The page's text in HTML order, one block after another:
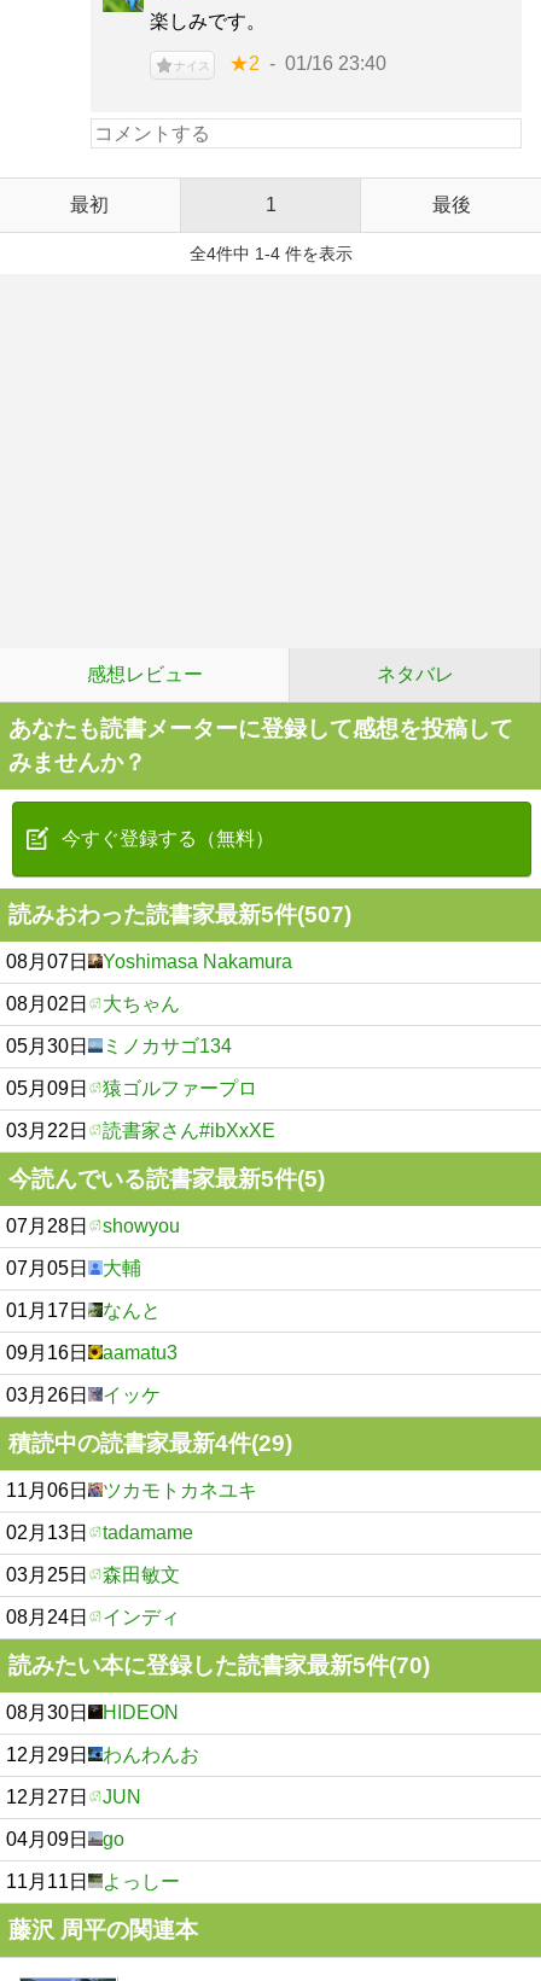
楽しみです。
ナイス ★2 01/16 23:40
最初 1 最後
全4件中 1-4 件を表示
感想レビュー ネタバレ
あなたも読書メーターに登録して感想を投稿して
みませんか？
今すぐ登録する（無料）
読みおわった読書家最新5件(507)
08月07日 Yoshimasa Nakamura
08月02日 大ちゃん
05月30日 ミノカサゴ134
05月09日 猿ゴルファープロ
03月22日 読書家さん#ibXxXE
今読んでいる読書家最新5件(5)
07月28日 showyou
07月05日 大輔
01月17日 なんと
09月16日 aamatu3
03月26日 イッケ
積読中の読書家最新4件(29)
11月06日 ツカモトカネユキ
02月13日 tadamame
03月25日 森田敏文
08月24日 インディ
読みたい本に登録した読書家最新5件(70)
08月30日 HIDEON
12月29日 わんわんお
12月27日 JUN
04月09日 go
11月11日 よっしー
藤沢 周平の関連本